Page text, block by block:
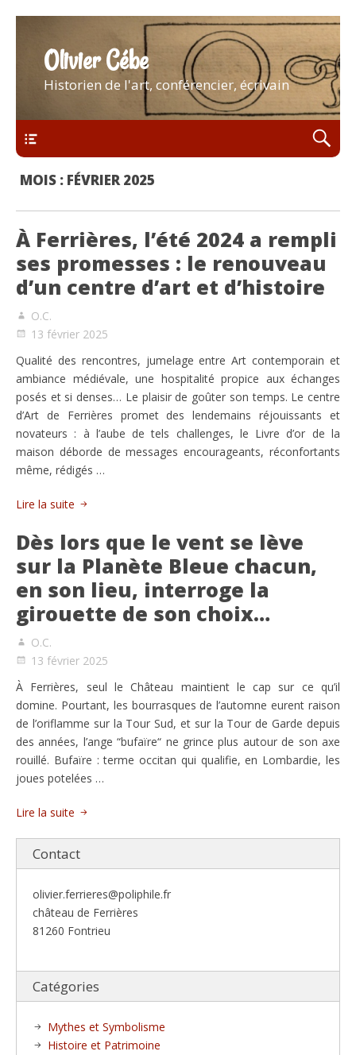
Olivier Cébe
Historien de l'art, conférencier, écrivain
MOIS : FÉVRIER 2025
À Ferrières, l’été 2024 a rempli
ses promesses : le renouveau
d’un centre d’art et d’histoire
O.C.
13 février 2025
Qualité des rencontres, jumelage entre Art contemporain et
ambiance médiévale, une hospitalité propice aux échanges
posés et si denses… Le plaisir de goûter son temps. Le centre
d’Art de Ferrières promet des lendemains réjouissants et
novateurs : à l’aube de tels challenges, le Livre d’or de la
maison déborde de messages encourageants, réconfortants
même, rédigés …
Lire la suite
Dès lors que le vent se lève
sur la Planète Bleue chacun,
en son lieu, interroge la
girouette de son choix…
O.C.
13 février 2025
À Ferrières, seul le Château maintient le cap sur ce qu’il
domine. Pourtant, les bourrasques de l’automne eurent raison
de l’oriflamme sur la Tour Sud, et sur la Tour de Garde depuis
des années, l’ange “bufaïre“ ne grince plus autour de son axe
rouillé. Bufaïre : terme occitan qui qualifie, en Lombardie, les
joues potelées …
Lire la suite
Contact
olivier.ferrieres@poliphile.fr
château de Ferrières
81260 Fontrieu
Catégories
Mythes et Symbolisme
Histoire et Patrimoine